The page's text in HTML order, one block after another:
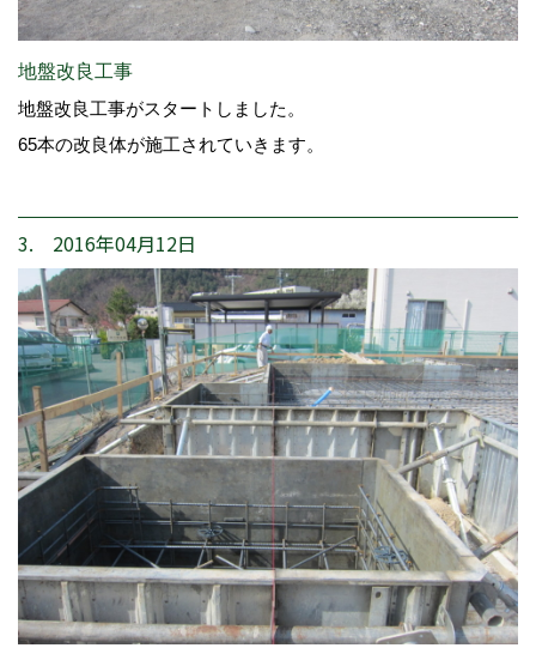
地盤改良工事
地盤改良工事がスタートしました。
65本の改良体が施工されていきます。
3. 2016年04月12日